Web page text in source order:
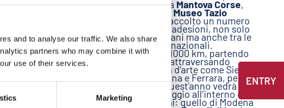
and to analyse our traffic. We also share
partners who may combine it with
use of their services.
Marketing
della celebre
che si tiene ogni
del grande pilota
organizzatori,
ACI Mantova e
Nuvolari, hanno
lista dei
novità del percorso.
organizzata daMantova Corse,
eMuseo Tazio
, ha raccolto un numero
importante di adesioni, non solo
tra i piloti italiani ma anche tra le
scuderie internazionali.
Il percorso di 1000 km, partendo
da Mantova e attraversando
rinomate città d’arte come Siena,
Arezzo, Ravenna e Ferrara, per
l’edizione di quest’anno vedrà
anche il passaggio all’interno di
due autodromi: quello di Modena
ENTRY